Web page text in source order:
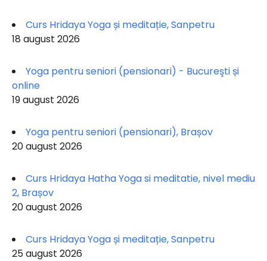
Curs Hridaya Yoga și meditație, Sanpetru
18 august 2026
Yoga pentru seniori (pensionari) - Bucureşti și
online
19 august 2026
Yoga pentru seniori (pensionari), Brașov
20 august 2026
Curs Hridaya Hatha Yoga si meditatie, nivel mediu
2, Brașov
20 august 2026
Curs Hridaya Yoga și meditație, Sanpetru
25 august 2026